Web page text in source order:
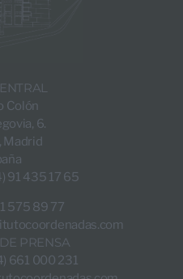
Colón
6.
Madrid
91 435 17 65
575 89 77
PRENSA
661 000 231